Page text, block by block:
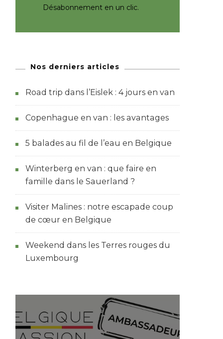
Désabonnement en un clic.
Nos derniers articles
Road trip dans l’Eislek : 4 jours en van
Copenhague en van : les avantages
5 balades au fil de l’eau en Belgique
Winterberg en van : que faire en
famille dans le Sauerland ?
Visiter Malines : notre escapade coup
de cœur en Belgique
Weekend dans les Terres rouges du
Luxembourg